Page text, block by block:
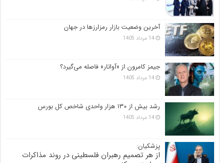
آخرین وضعیت بازار رمزارزها در جهان
14 مرداد 1405
جیمز کامرون از «آواتار» فاصله می‌گیرد؟
14 مرداد 1405
رشد بیش از ۱۳۰ هزار واحدی شاخص کل بورس
14 مرداد 1405
پزشکیان:
از هر تصمیم رهبران فلسطینی در روند مذاکرات